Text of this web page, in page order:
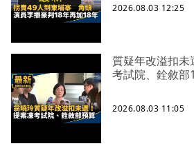
2026.08.03 12:25
質疑年改溢扣
考試院、銓敘部
2026.08.03 11:05